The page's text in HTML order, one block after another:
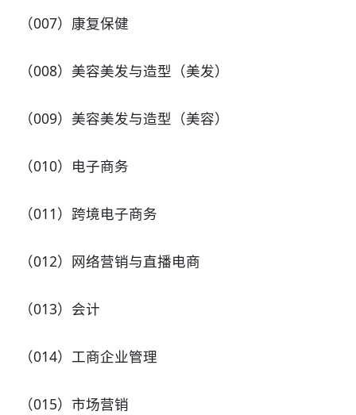
（007）康复保健
（008）美容美发与造型（美发）
（009）美容美发与造型（美容）
（010）电子商务
（011）跨境电子商务
（012）网络营销与直播电商
（013）会计
（014）工商企业管理
（015）市场营销